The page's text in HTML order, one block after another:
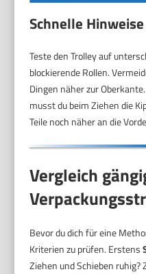
Schnelle
Teste den Trolley auf
blockierende Rollen.
Dingen näher zur
musst du beim Ziehen die
Teile noch näher an die
Vergleich
Bevor du dich für eine
Kriterien zu prüfen. Erstens
Ziehen und Schieben ruhig?